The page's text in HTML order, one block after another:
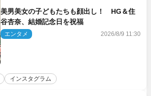
美男美女の子どもたちも顔出し！ HG＆住
谷杏奈、結婚記念日を祝福
エンタメ 2026/8/9 11:30
インスタグラム